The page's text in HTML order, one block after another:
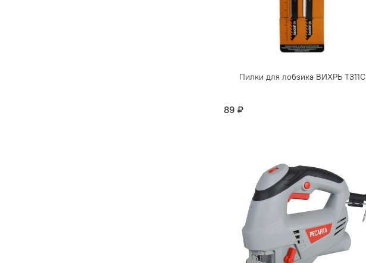
Пилки для лобзика ВИХРЬ Т311C
89 ₽